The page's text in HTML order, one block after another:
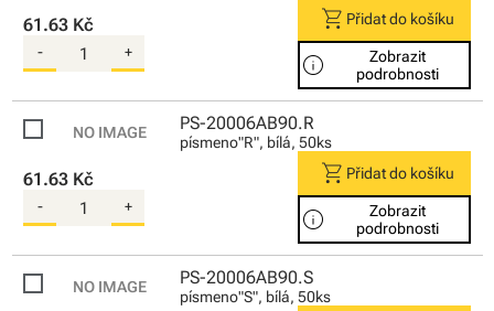
61.63 Kč
- +
shopping_cart Přidat do košíku
info
Zobrazit
podrobnosti
PS-20006AB90.R
písmeno"R", bílá, 50ks
61.63 Kč
- +
shopping_cart Přidat do košíku
info
Zobrazit
podrobnosti
PS-20006AB90.S
písmeno"S", bílá, 50ks